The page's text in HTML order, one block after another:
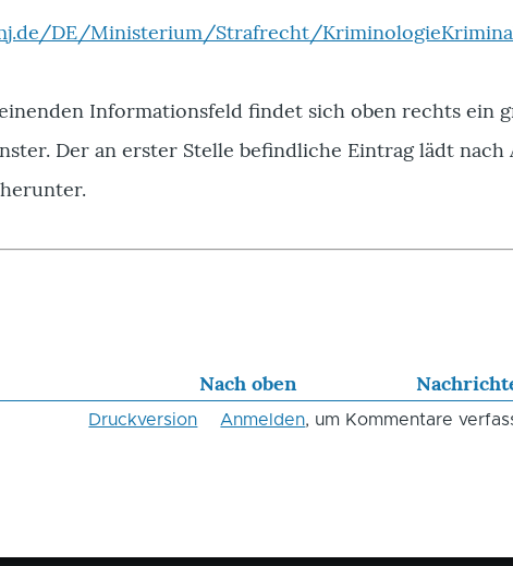
DE/Ministerium/Strafrecht/
Informationsfeld findet sich oben rechts ein
Der an erster Stelle befindliche Eintrag lädt nach
herunter.
Nach oben
Druckversion Anmelden, um Kommentare